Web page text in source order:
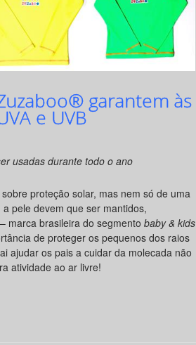
garantem às
e UVB
usadas durante todo o ano
proteção solar, mas nem só de uma
pele devem que ser mantidos,
– marca brasileira do segmento baby & kids
de proteger os pequenos dos raios
ajudar os pais a cuidar da molecada não
atividade ao ar livre!